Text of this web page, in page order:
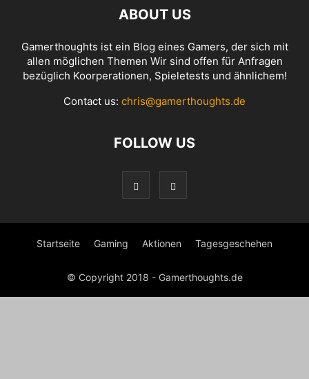
ABOUT US
Gamerthoughts ist ein Blog eines Gamers, der sich mit
allen möglichen Themen Wir sind offen für Anfragen
bezüglich Koorperationen, Spieletests und ähnlichem!
Contact us: chris@gamerthoughts.de
FOLLOW US
Startseite Gaming Aktionen Tagesgeschehen
© Copyright 2018 - Gamerthoughts.de